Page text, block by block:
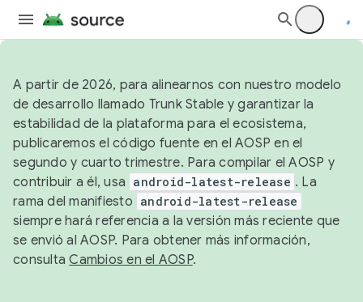
A partir de 2026, para alinearnos con nuestro modelo
de desarrollo llamado Trunk Stable y garantizar la
estabilidad de la plataforma para el ecosistema,
publicaremos el código fuente en el AOSP en el
segundo y cuarto trimestre. Para compilar el AOSP y
contribuir a él, usa android-latest-release . La
rama del manifiesto android-latest-release
siempre hará referencia a la versión más reciente que
se envió al AOSP. Para obtener más información,
consultaCambios en el AOSP.